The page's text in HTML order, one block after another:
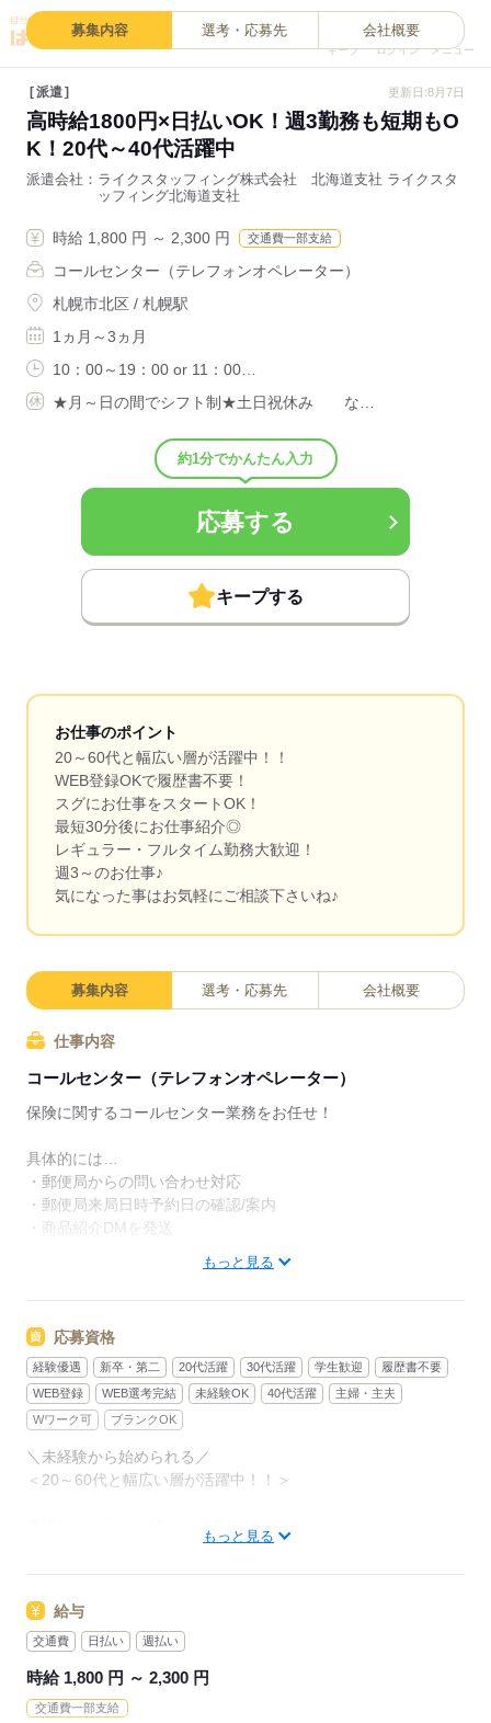
キープ ログイン メニュー
募集内容 選考・応募先 会社概要
派遣 更新日:8月7日
高時給1800円×日払いOK！週3勤務も短期もO
K！20代～40代活躍中
派遣会社
ライクスタッフィング株式会社 北海道支社 ライクスタ
ッフィング北海道支社
時給 1,800 円 ～ 2,300 円 交通費一部支給
コールセンター（テレフォンオペレーター）
札幌市北区 / 札幌駅
1ヵ月～3ヵ月
10：00～19：00 or 11：00…
★月～日の間でシフト制★土日祝休み な…
約1分でかんたん入力
応募する
キープする
お仕事のポイント
20～60代と幅広い層が活躍中！！
WEB登録OKで履歴書不要！
スグにお仕事をスタートOK！
最短30分後にお仕事紹介◎
レギュラー・フルタイム勤務大歓迎！
週3～のお仕事♪
気になった事はお気軽にご相談下さいね♪
募集内容 選考・応募先 会社概要
仕事内容
コールセンター（テレフォンオペレーター）
保険に関するコールセンター業務をお任せ！
具体的には…
・郵便局からの問い合わせ対応
・郵便局来局日時予約日の確認/案内
・商品紹介DMを発送
週3～でもOKなのでプライベート充実間違いなし！
他にも、
コールセンター案件
オフィスワーク案件、受付窓口案件
様々なお仕事のご紹介可能！
◎研修制度も充実
⇒しっかりと研修をして頂けるので安心♪
未経験の方もしっかりと研修があるのでご安心ください！！
もっと見る
応募資格
経験優遇 新卒・第二 20代活躍 30代活躍 学生歓迎
履歴書不要
WEB登録
WEB選考完結 未経験OK 40代活躍
主婦・主夫
Wワーク可
ブランクOK
＼未経験から始められる／
＜20～60代と幅広い層が活躍中！！＞
◆憧れのオフィスワークで働きたい
◆長期で安定して働きたい
◇フリーターさん活躍中
◇主婦（夫）さん活躍中
◇ブランクOK
もっと見る
給与
交通費 日払い 週払い
時給 1,800 円 ～ 2,300 円
交通費一部支給